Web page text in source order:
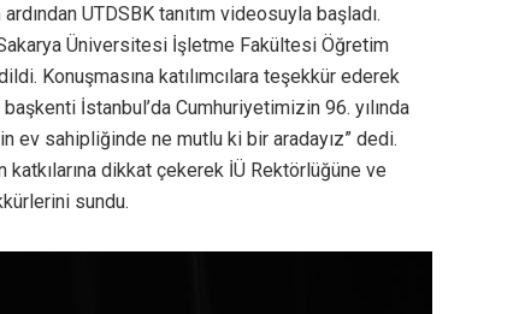
UTDSBK tanıtım videosuyla başladı.
Üniversitesi İşletme Fakültesi Öğretim
Konuşmasına katılımcılara teşekkür ederek
İstanbul’da Cumhuriyetimizin 96. yılında
ev sahipliğinde ne mutlu ki bir aradayız” dedi.
katkılarına dikkat çekerek İÜ Rektörlüğüne ve
sundu.